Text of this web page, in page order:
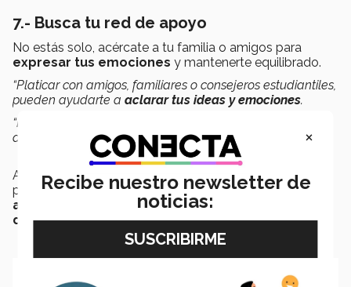
7.- Busca tu red de apoyo
No estás solo, acércate a tu familia o amigos para
expresar tus emociones y mantenerte equilibrado.
“Platicar con amigos, familiares o consejeros estudiantiles,
pueden ayudarte a aclarar tus ideas y emociones.
“Hablando con otros, podrás tener una perspectiva
diferente de la situación”
Además, recuerda que como estudiante del Tec puede
puedes llamar a la líneaTQueremospararecibir
ayuda emocional gratuita las 24 horas, los 365
días del año: 800 813 9500
×
Recibe nuestro newsletter de
noticias: